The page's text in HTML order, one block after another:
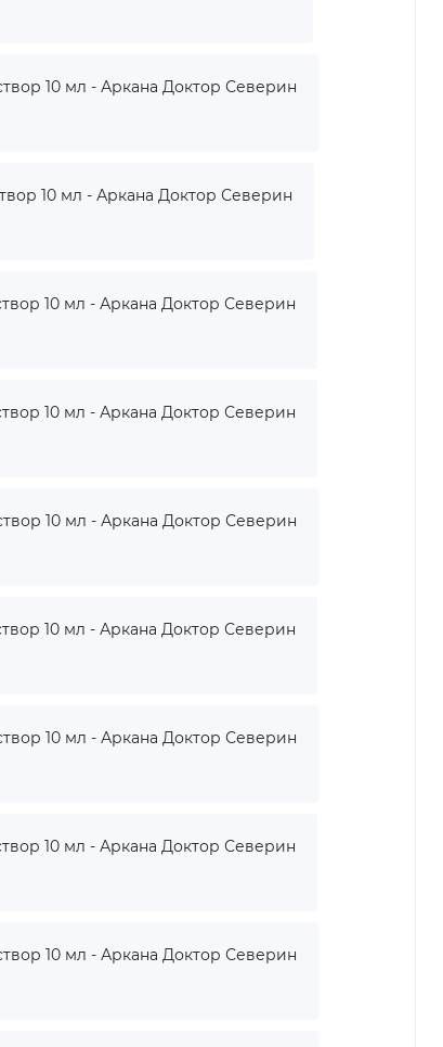
10 мл - Аркана Доктор Северин
10 мл - Аркана Доктор Северин
10 мл - Аркана Доктор Северин
10 мл - Аркана Доктор Северин
10 мл - Аркана Доктор Северин
10 мл - Аркана Доктор Северин
10 мл - Аркана Доктор Северин
10 мл - Аркана Доктор Северин
10 мл - Аркана Доктор Северин